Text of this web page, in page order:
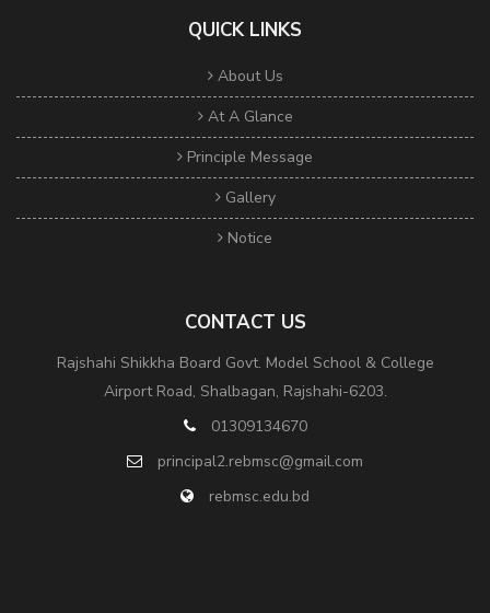
QUICK LINKS
About Us
At A Glance
Principle Message
Gallery
Notice
CONTACT US
Rajshahi Shikkha Board Govt. Model School & College
Airport Road, Shalbagan, Rajshahi-6203.
01309134670
principal2.rebmsc@gmail.com
rebmsc.edu.bd